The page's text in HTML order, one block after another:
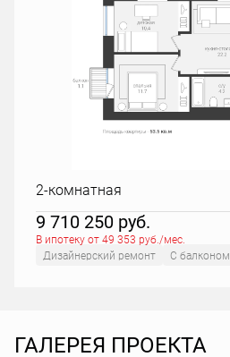
2-комнатная
9 710 250 руб.
В ипотеку от 49 353 руб./мес.
Дизайнерский ремонт
С балконом
ГАЛЕРЕЯ ПРОЕКТА